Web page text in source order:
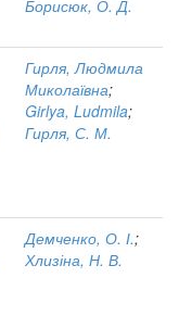
Борисюк, О. Д.
Гирля, Людмила
Миколаївна;
Girlya, Ludmila;
Гирля, С. М.
Демченко, О. І.;
Хлизіна, Н. В.